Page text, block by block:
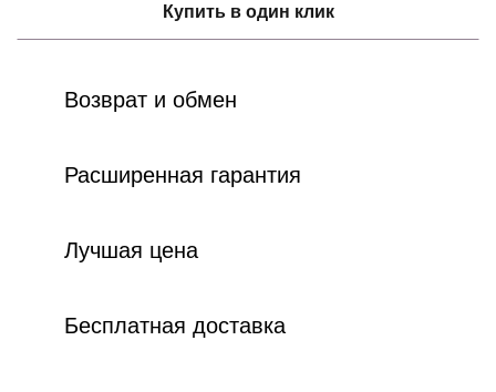
Купить в один клик
Возврат и обмен
Расширенная гарантия
Лучшая цена
Бесплатная доставка